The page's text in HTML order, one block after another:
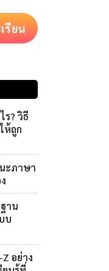
รียน
ร? วิธี
ห้ถูก
ะภาษา
าน
บ
อย่าง